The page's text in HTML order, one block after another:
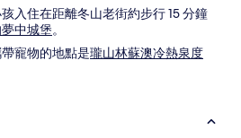
入住在距離冬山老街約步行 15 分鐘
中城堡。
寵物的地點是瓏山林蘇澳冷熱泉度